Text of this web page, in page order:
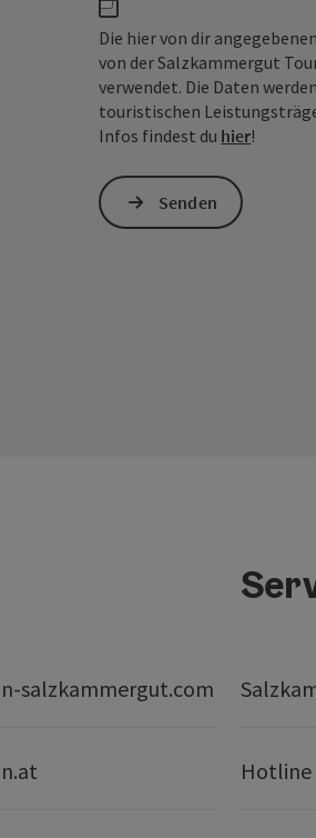
Die hier von dir
von der Salzkammergut
verwendet. Die Daten
touristischen
Infos findest du hier!
Senden
salzkammergut.com